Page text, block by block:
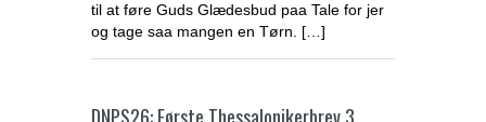
til at føre Guds Glædesbud paa Tale for jer
og tage saa mangen en Tørn. […]